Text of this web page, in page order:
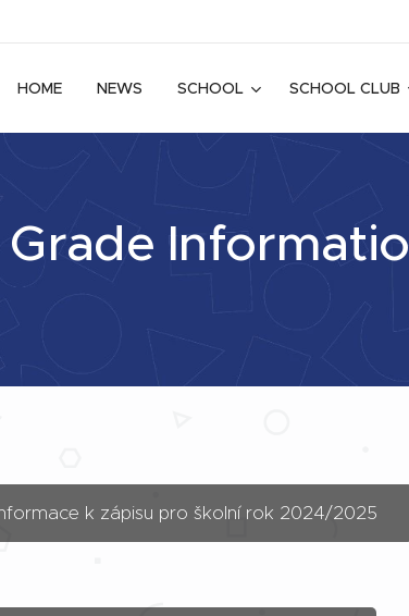
HOME NEWS SCHOOL SCHOOL CLUB
k zápisu pro školní rok 2024/2025